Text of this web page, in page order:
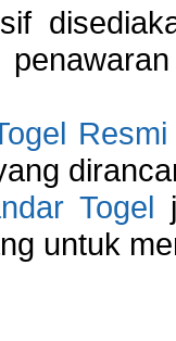
Resmi
Togel
untuk